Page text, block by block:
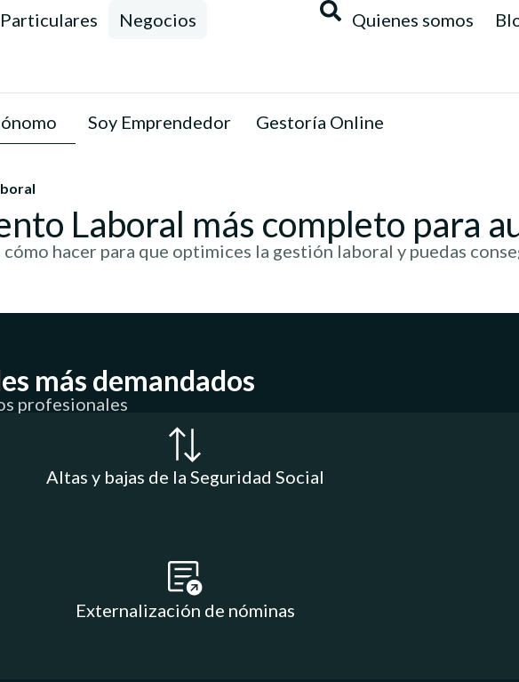
Particulares Negocios Quienes somos
Soy Emprendedor Gestoría Online
Laboral más completo para
hacer para que optimices la gestión laboral y puedas
más demandados
profesionales
Altas y bajas de la Seguridad Social
Externalización de nóminas